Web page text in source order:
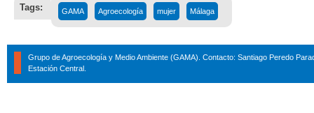
Tags: GAMA Agroecología mujer Málaga
Grupo de Agroecología y Medio Ambiente (GAMA). Contacto: Santiago Peredo
Estación Central.